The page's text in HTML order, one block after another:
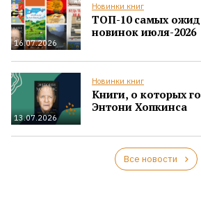
16.07.2026
Новинки книг
ТОП-10 самых
новинок июля-2026
13.07.2026
Новинки книг
Книги, о которых
Энтони Хопкинса
Все новости